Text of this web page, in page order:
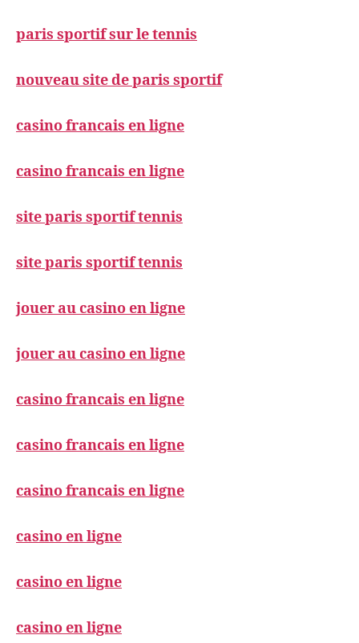
paris sportif sur le tennis
nouveau site de paris sportif
casino francais en ligne
casino francais en ligne
site paris sportif tennis
site paris sportif tennis
jouer au casino en ligne
jouer au casino en ligne
casino francais en ligne
casino francais en ligne
casino francais en ligne
casino en ligne
casino en ligne
casino en ligne